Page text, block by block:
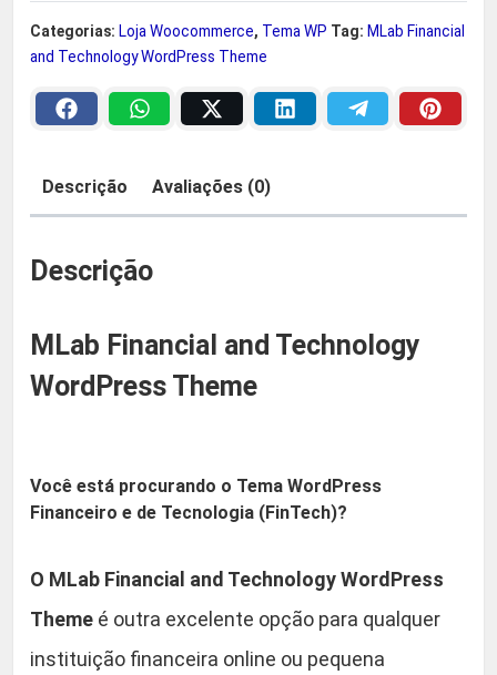
e
r
a
$
4
,
.
2
9
0
.
F
i
l
d
T
n
o
g
y
Categorias: Loja Woocommerce, Tema WP Tag: MLab Financial
and Technology WordPress Theme
Descrição Avaliações (0)
Descrição
MLab Financial and Technology
WordPress Theme
Você está procurando o Tema WordPress
Financeiro e de Tecnologia (FinTech)?
O MLab Financial and Technology WordPress
Theme é outra excelente opção para qualquer
instituição financeira online ou pequena